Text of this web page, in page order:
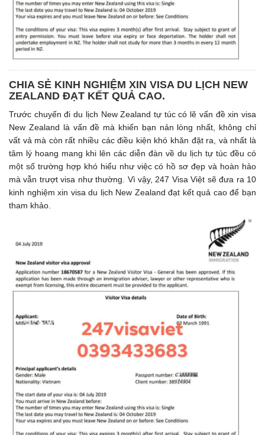
CHIA SẺ KINH NGHIỆM XIN VISA DU LỊCH NEW
ZEALAND ĐẠT KẾT QUẢ CAO.
Trước chuyến đi du lịch New Zealand tự túc có lẽ vấn đề xin visa
New Zealand là vấn đề mà khiến bạn nản lòng nhất, không chỉ
vất vả mà còn rất nhiều các điều kiện khó khăn đặt ra, và nhất là
tâm lý hoang mang khi lên các diễn đàn về du lịch tự túc đều có
một số trường hợp khó hiểu như việc có hồ sơ đẹp và hoàn hảo
mà vẫn trượt visa như thường. Vì vậy, 247 Visa Việt sẽ đưa ra 10
kinh nghiệm xin visa du lịch New Zealand đạt kết quả cao để bạn
tham khảo.